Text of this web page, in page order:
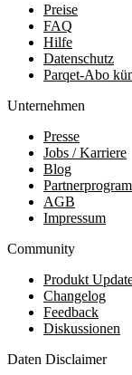
Preise
FAQ
Hilfe
Datenschutz
Parqet-Abo
Unternehmen
Presse
Jobs / Karriere
Blog
AGB
Impressum
Community
Produkt
Changelog
Feedback
Diskussionen
Daten Disclaimer